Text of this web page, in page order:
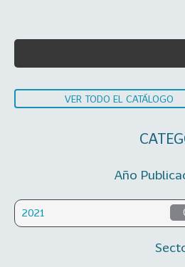
VER TODO EL CATÁLOGO
Año
2021